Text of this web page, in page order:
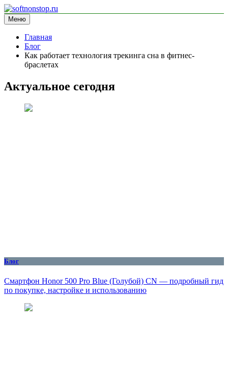
Перейти
к
содержимому
softnonstop.ru
информационный сайт
Меню
Главная
Блог
Как работает технология трекинга сна в фитнес-
браслетах
Актуальное сегодня
Блог
Смартфон Honor 500 Pro Blue (Голубой) CN — подробный гид
по покупке, настройке и использованию